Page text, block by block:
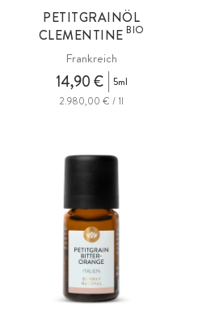
PETITGRAINÖL
CLEMENTINEBIO
Frankreich
14,90 €
5ml
2.980,00 € / 1l